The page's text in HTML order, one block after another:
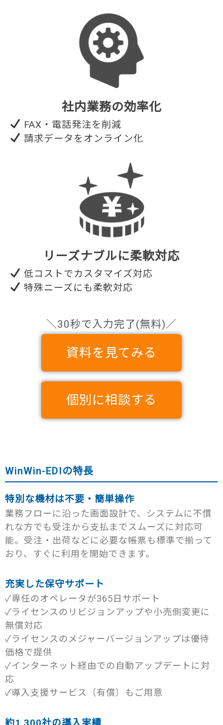
社内業務の効率化
FAX・電話発注を削減
請求データをオンライン化
リーズナブルに柔軟対応
低コストでカスタマイズ対応
特殊ニーズにも柔軟対応
＼30秒で入力完了(無料)／
資料を見てみる
個別に相談する
WinWin-EDIの特長
特別な機材は不要・簡単操作​
業務フローに沿った画面設計で、システムに不慣
れな方でも受注から支払までスムーズに対応可
能。受注・出荷などに必要な帳票も標準で揃って
おり、すぐに利用を開始できます。
充実した保守サポート ​
✓専任のオペレータが365日サポート
✓ライセンスのリビジョンアップや小売側変更に
無償対応
✓ライセンスのメジャーバージョンアップは優待
価格で提供
✓インターネット経由での自動アップデートに対
応
✓導入支援サービス（有償）もご用意
約1,300社の導入実績